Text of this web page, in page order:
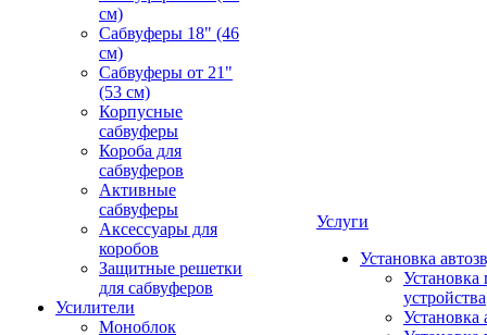
см)
Сабвуферы 18" (46
см)
Сабвуферы от 21"
(53 см)
Корпусные
сабвуферы
Короба для
сабвуферов
Активные
сабвуферы
Аксессуары для
коробов
Защитные решетки
для сабвуферов
Усилители
Моноблок
Услуги
Установка
Установка
устройства
Установка